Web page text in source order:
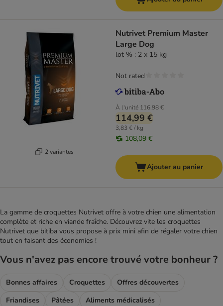
2 variantes
Nutrivet Premium Master
Large Dog
lot % : 2 x 15 kg
À l'unité 116,98 €
114,99 €
3,83 € / kg
108,09 €
Not rated
Ajouter au panier
La gamme de croquettes Nutrivet offre à votre chien une alimentation
complète et riche en viande fraîche. Découvrez vite les croquettes
Nutrivet que bitiba vous propose à prix mini afin de régaler votre chien
tout en faisant des économies !
Vous n'avez pas encore trouvé votre bonheur ?
Bonnes affaires Croquettes
Offres découvertes
Friandises
Pâtées
Aliments médicalisés